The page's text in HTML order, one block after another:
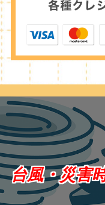
台風・災害